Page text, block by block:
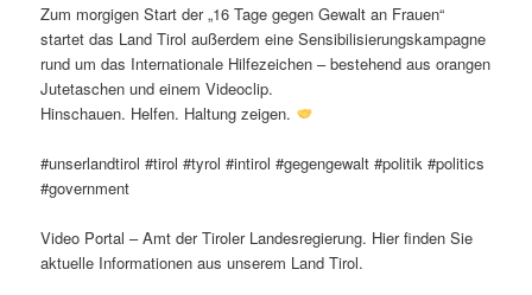
Zum morgigen Start der „16 Tage gegen Gewalt an Frauen“
startet das Land Tirol außerdem eine Sensibilisierungskampagne
rund um das Internationale Hilfezeichen – bestehend aus orangen
Jutetaschen und einem Videoclip.
Hinschauen. Helfen. Haltung zeigen.
#unserlandtirol #tirol #tyrol #intirol #gegengewalt #politik #politics
#government
Video Portal – Amt der Tiroler Landesregierung. Hier finden Sie
aktuelle Informationen aus unserem Land Tirol.